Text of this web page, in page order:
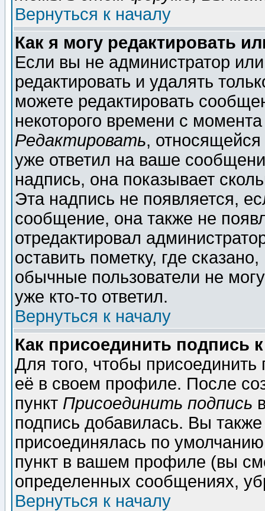
Вернуться к началу
Как я могу редактировать
Если вы не администратор
редактировать и удалять
можете редактировать
некоторого времени с
Редактировать,
уже ответил на ваше
надпись, она показывает
Эта надпись не появляется,
сообщение, она также не
отредактировал
оставить пометку, где
обычные пользователи не
уже кто-то ответил.
Вернуться к началу
Как присоединить подпись
Для того, чтобы
её в своем профиле. После
пункт Присоединить подпись
подпись добавилась. Вы
присоединялась по
пункт в вашем профиле (вы
определенных сообщениях,
Вернуться к началу